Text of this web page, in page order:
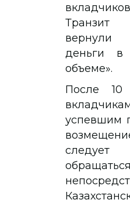
деньги в
объеме».
После 10
успевшим
следует
обращаться